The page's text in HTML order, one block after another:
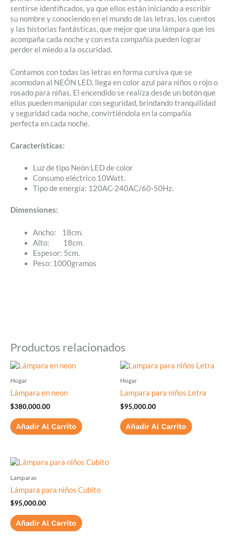
sentirse identificados, ya que ellos están iniciando a escribir
su nombre y conociendo en el mundo de las letras, los cuentos
y las historias fantásticas, que mejor que una lámpara que los
acompaña cada noche y con esta compañía pueden lograr
perder el miedo a la oscuridad.
Contamos con todas las letras en forma cursiva que se
acomodan al NEÓN LED, llega en color azul para niños o rojo o
rosado para niñas. El encendido se realiza desde un botón que
ellos pueden manipular con seguridad, brindando tranquilidad
y seguridad cada noche, convirtiéndola en la compañía
perfecta en cada noche.
Características:
Luz de tipo Neón LED de color
Consumo eléctrico 10Watt.
Tipo de energía: 120AC-240AC/60-50Hz.
Dimensiones:
Ancho: 18cm.
Alto: 18cm.
Espesor: 5cm.
Peso: 1000gramos
Productos relacionados
Hogar
Lámpara en neon
$380,000.00
Añadir Al Carrito
Hogar
Lampara para niños Letra
$95,000.00
Añadir Al Carrito
Lamparas
Lámpara para niños Cubito
$95,000.00
Añadir Al Carrito